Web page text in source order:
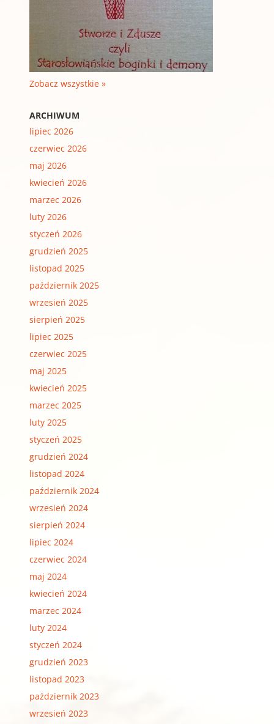
Zobacz wszystkie »
ARCHIWUM
lipiec 2026
czerwiec 2026
maj 2026
kwiecień 2026
marzec 2026
luty 2026
styczeń 2026
grudzień 2025
listopad 2025
październik 2025
wrzesień 2025
sierpień 2025
lipiec 2025
czerwiec 2025
maj 2025
kwiecień 2025
marzec 2025
luty 2025
styczeń 2025
grudzień 2024
listopad 2024
październik 2024
wrzesień 2024
sierpień 2024
lipiec 2024
czerwiec 2024
maj 2024
kwiecień 2024
marzec 2024
luty 2024
styczeń 2024
grudzień 2023
listopad 2023
październik 2023
wrzesień 2023